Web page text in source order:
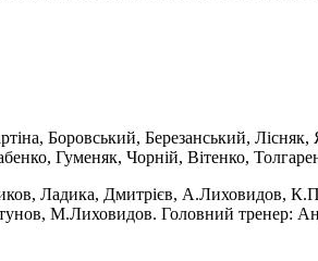
Боровський, Березанський,
Гуменяк, Чорній, Вітенко,
Ладика, Дмитрієв, А.Лиховидов,
М.Лиховидов. Головний тренер: